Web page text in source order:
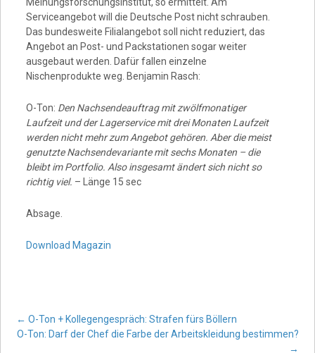
Serviceangebot will die Deutsche Post nicht schrauben.
Das bundesweite Filialangebot soll nicht reduziert, das
Angebot an Post- und Packstationen sogar weiter
ausgebaut werden. Dafür fallen einzelne
Nischenprodukte weg. Benjamin Rasch:
O-Ton: Den Nachsendeauftrag mit zwölfmonatiger
Laufzeit und der Lagerservice mit drei Monaten Laufzeit
werden nicht mehr zum Angebot gehören. Aber die meist
genutzte Nachsendevariante mit sechs Monaten – die
bleibt im Portfolio. Also insgesamt ändert sich nicht so
richtig viel. – Länge 15 sec
Absage.
Download Magazin
Post
← O-Ton + Kollegengespräch: Strafen fürs Böllern
O-Ton: Darf der Chef die Farbe der Arbeitskleidung bestimmen?
→